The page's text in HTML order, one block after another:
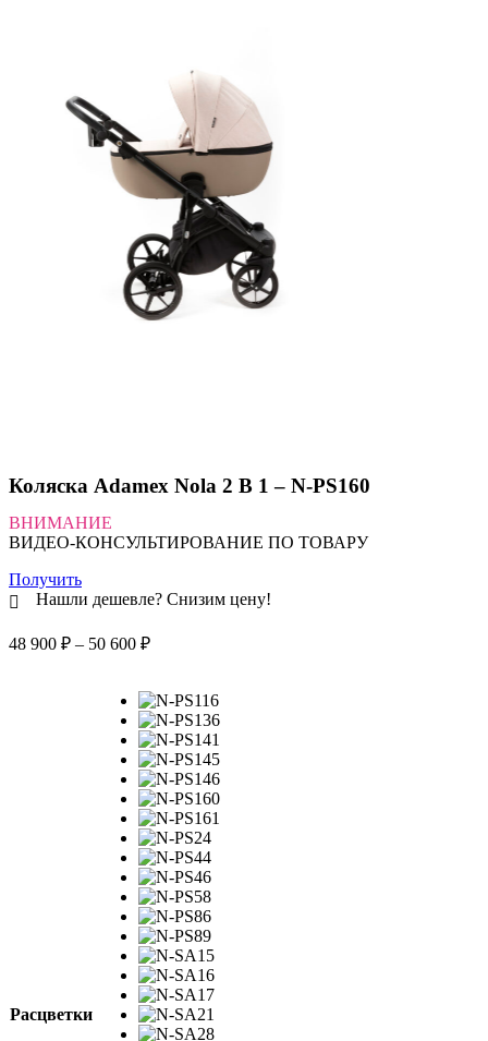
Коляска Adamex Nola 2 В 1 – N-PS160
ВНИМАНИЕ
ВИДЕО-КОНСУЛЬТИРОВАНИЕ ПО ТОВАРУ
Получить
Нашли дешевле? Снизим цену!
48 900 ₽ – 50 600 ₽Диапазон
900 ₽
–
50
600 ₽
Расцветки